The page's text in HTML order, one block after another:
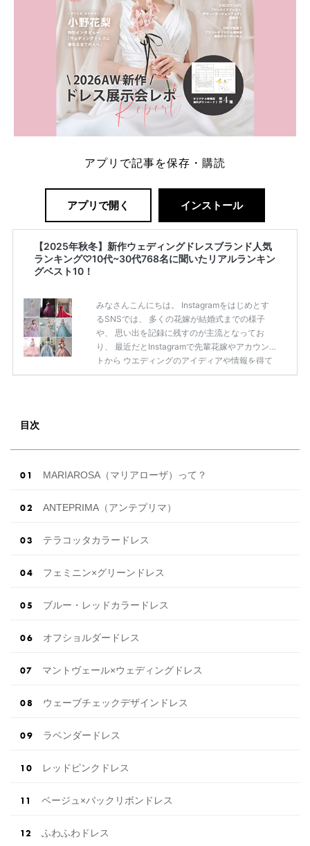
アプリで記事を保存・購読
アプリで開く インストール
【2025年秋冬】新作ウェディングドレスブランド人気
ランキング♡10代~30代768名に聞いたリアルランキン
グベスト10！
みなさんこんにちは。 Instagramをはじめとす
るSNSでは、 多くの花嫁が結婚式までの様子
や、 思い出を記録に残すのが主流となってお
り、 最近だとInstagramで先輩花嫁やアカウン
トから ウエディングのアイディアや情報を得て
いる花嫁が増えてきていますよね。 ​ 今回は常に
の女性がドレスにこ […] 続きを読む
目次
MARIAROSA（マリアローザ）って？
ANTEPRIMA（アンテプリマ）
テラコッタカラードレス
フェミニン×グリーンドレス
ブルー・レッドカラードレス
オフショルダードレス
マントヴェール×ウェディングドレス
ウェーブチェックデザインドレス
ラベンダードレス
レッドピンクドレス
ベージュ×バックリボンドレス
ふわふわドレス